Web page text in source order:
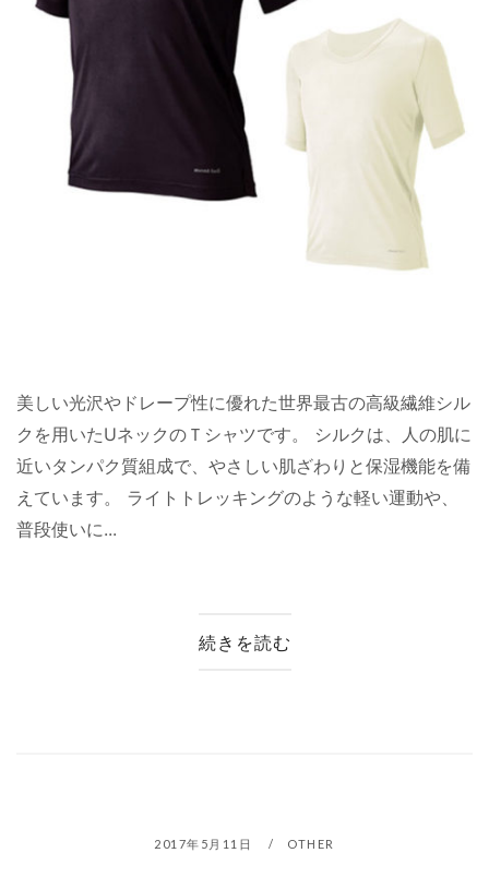
美しい光沢やドレープ性に優れた世界最古の高級繊維シル
クを用いたUネックのＴシャツです。 シルクは、人の肌に
近いタンパク質組成で、やさしい肌ざわりと保湿機能を備
えています。 ライトトレッキングのような軽い運動や、
普段使いに...
続きを読む
2017年5月11日 OTHER